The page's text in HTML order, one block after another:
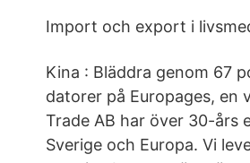
Import och export i
Kina : Bläddra genom 67
datorer på Europages, en
Trade AB har över 30-års
Sverige och Europa. Vi